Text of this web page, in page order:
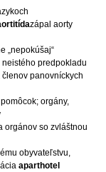
zápal aorty
„nepokúšaj“
predpokladu
panovníckych
orgány,
orgánov so zvláštnou
obyvateľstvu,
aparthotel